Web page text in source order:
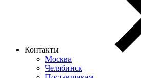
Контакты
Москва
Челябинск